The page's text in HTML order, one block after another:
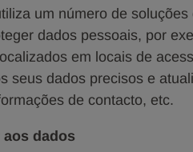
um número de
dados pessoais, por
em locais de
seus dados precisos e
de contacto, etc.
aos dados